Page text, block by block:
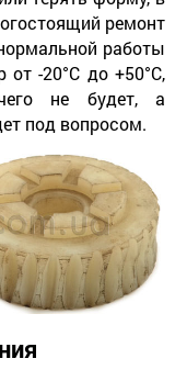
ремонт
работы
от -20°С до +50°С,
не будет, а
под вопросом.